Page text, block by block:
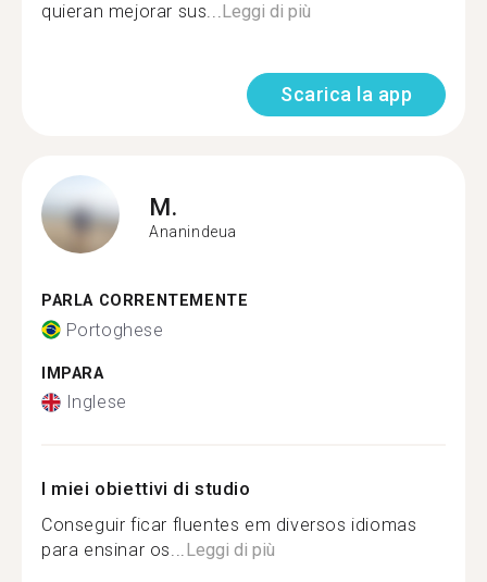
quieran mejorar sus...Leggi di più
Scarica la app
M.
Ananindeua
PARLA CORRENTEMENTE
Portoghese
IMPARA
Inglese
I miei obiettivi di studio
Conseguir ficar fluentes em diversos idiomas
para ensinar os...Leggi di più